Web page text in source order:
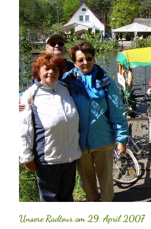
Unsere Radtour am 29. April 2007